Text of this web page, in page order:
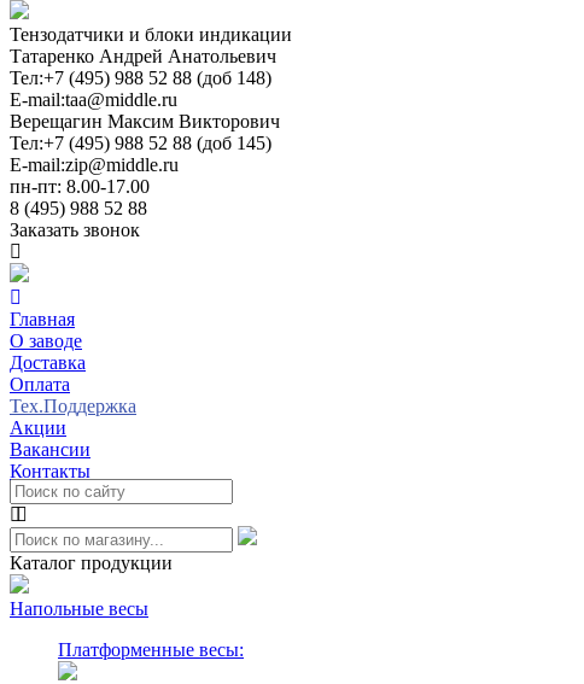
Тензодатчики и блоки индикации
Татаренко Андрей Анатольевич
Тел:+7 (495) 988 52 88 (доб 148)
E-mail:taa@middle.ru
Верещагин Максим Викторович
Тел:+7 (495) 988 52 88 (доб 145)
E-mail:zip@middle.ru
пн-пт: 8.00-17.00
8 (495) 988 52 88
Заказать звонок
Главная
О заводе
Доставка
Оплата
Тех.Поддержка
Акции
Вакансии
Контакты
Каталог продукции
Напольные весы
Платформенные весы: